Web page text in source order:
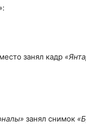
занял кадр
занял снимок